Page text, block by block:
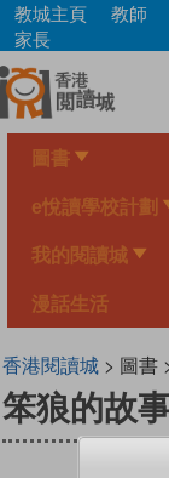
Skip
main
content
教城主頁 教師
家長
圖書
e悅讀學校計劃
我的閱讀城
漫話生活
香港閱讀城> 圖書
笨狼的故